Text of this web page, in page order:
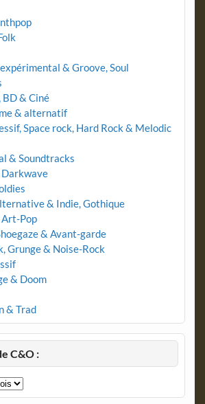
expérimental & Groove, Soul
BD & Ciné
& alternatif
Space rock, Hard Rock & Melodic
& Soundtracks
Darkwave
& Indie, Gothique
Pop
& Avant-garde
Grunge & Noise-Rock
& Doom
& Trad
C&O :